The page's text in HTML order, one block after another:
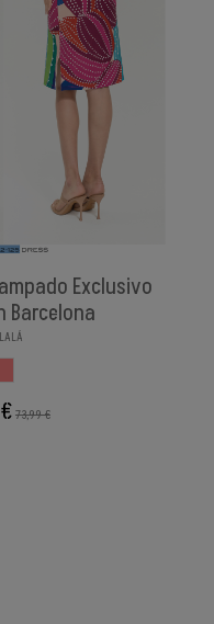
Exclusivo
Barcelona
73,99 €